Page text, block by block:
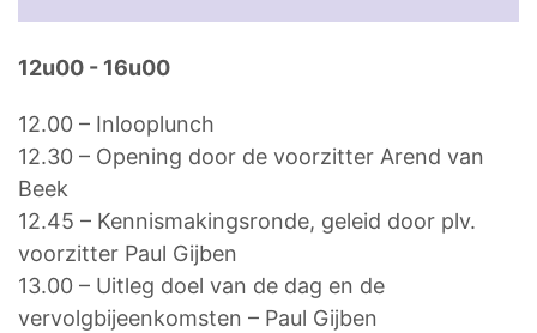
12u00 - 16u00
12.00 – Inlooplunch
12.30 – Opening door de voorzitter Arend van
Beek
12.45 – Kennismakingsronde, geleid door plv.
voorzitter Paul Gijben
13.00 – Uitleg doel van de dag en de
vervolgbijeenkomsten – Paul Gijben